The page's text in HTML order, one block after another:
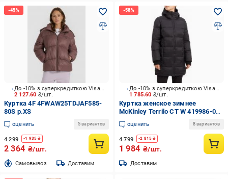
2 127.60 ₴/шт.
До -10% з суперкредиткою Visa Вигода
Куртка 4F 4FWAW25TDJAF585-
80S р.XS
оценить 5 вариантов
4 299 -1 935 ₴
2 364 ₴/шт.
Cамовывоз Доставим
1 785.60 ₴/шт.
До -10% з суперкредиткою Visa Вигода
Куртка женское зимнее
McKinley Terrilo CT W 419986-057
р.XL черное
оценить 8 вариантов
4 799 -2 815 ₴
1 984 ₴/шт.
Доставим